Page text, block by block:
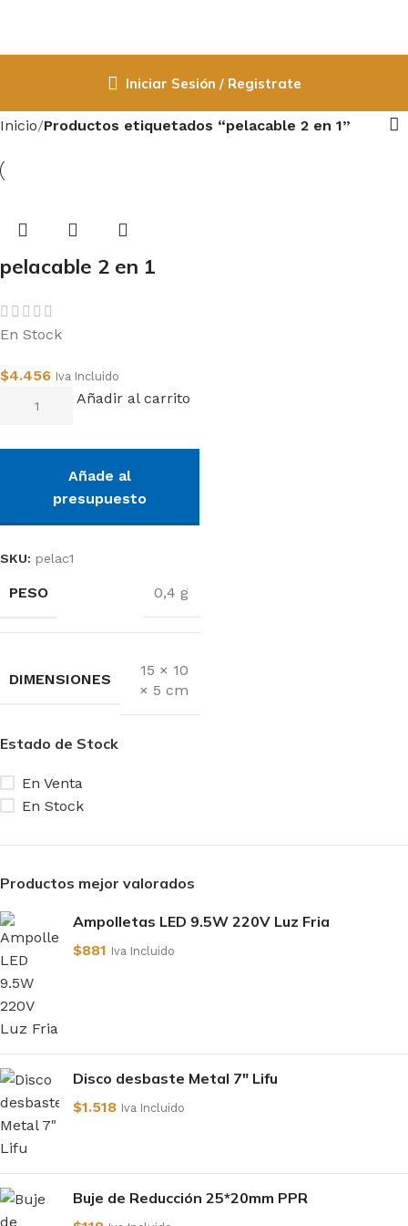
Iniciar Sesión / Registrate
Estado de Stock
En Venta
En Stock
Productos mejor valorados
Ampolletas LED 9.5W 220V Luz Fria
$881 Iva Incluido
Disco desbaste Metal 7" Lifu
$1.518 Iva Incluido
Buje de Reducción 25*20mm PPR
Inicio Productos etiquetados “pelacable 2 en 1”
pelacable 2 en 1
En Stock
$4.456 Iva Incluido
Añadir al carrito
Añade al
presupuesto
SKU: pelac1
PESO 0,4 g
DIMENSIONES
15 × 10
× 5 cm